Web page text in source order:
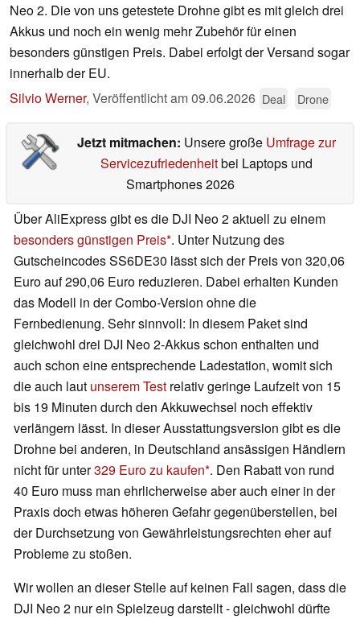
Neo 2. Die von uns getestete Drohne gibt es mit gleich drei
Akkus und noch ein wenig mehr Zubehör für einen
besonders günstigen Preis. Dabei erfolgt der Versand sogar
innerhalb der EU.
Silvio Werner, Veröffentlicht am09.06.2026 Deal Drone
Jetzt mitmachen: Unsere große Umfrage zur
Servicezufriedenheitbei Laptops und
Smartphones 2026
Über AliExpress gibt es die DJI Neo 2 aktuell zu einem
besonders günstigen Preis . Unter Nutzung des
Gutscheincodes SS6DE30 lässt sich der Preis von 320,06
Euro auf 290,06 Euro reduzieren. Dabei erhalten Kunden
das Modell in der Combo-Version ohne die
Fernbedienung. Sehr sinnvoll: In diesem Paket sind
gleichwohl drei DJI Neo 2-Akkus schon enthalten und
auch schon eine entsprechende Ladestation, womit sich
die auch laut unserem Test relativ geringe Laufzeit von 15
bis 19 Minuten durch den Akkuwechsel noch effektiv
verlängern lässt. In dieser Ausstattungsversion gibt es die
Drohne bei anderen, in Deutschland ansässigen Händlern
nicht für unter329 Euro zu kaufen . Den Rabatt von rund
40 Euro muss man ehrlicherweise aber auch einer in der
Praxis doch etwas höheren Gefahr gegenüberstellen, bei
der Durchsetzung von Gewährleistungsrechten eher auf
Probleme zu stoßen.
Wir wollen an dieser Stelle auf keinen Fall sagen, dass die
DJI Neo 2 nur ein Spielzeug darstellt - gleichwohl dürfte